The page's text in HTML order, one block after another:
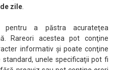
zile.
pentru a păstra acurateţea
Rareori acestea pot conţine
informativ şi poate conţine
unele specificaţii pot fi